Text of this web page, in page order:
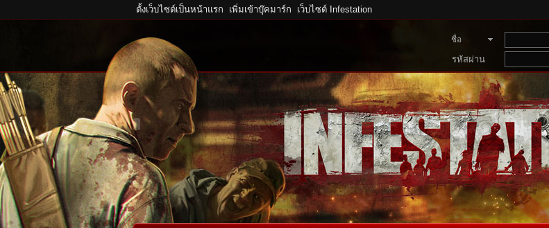
ตั้งเว็บไซต์เป็นหน้าแรก เพิ่มเข้าบุ๊คมาร์ก เว็บไซต์ Infestation
ชื่อ
สมาชิก
รหัสผ่าน